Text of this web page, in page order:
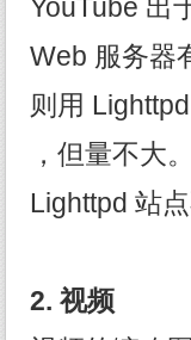
YouTube 出
Web 服务器
则用
，但量不大
Lighttpd 站
2. 视频